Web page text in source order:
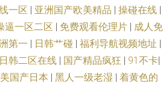
a91精选 日比打炮 午夜蜜桃888不卡 91巨乳
人人艹超碰 中日韩伦日幕视频 91大神系列在
B 91好图推荐 黄污视频在线观看 五月天亭亭
一区 | 亚洲国产欧美精品 | 操碰在线 |
逼一区二区 | 免费观看伦理片 | 成人免
第一 | 日韩艹碰 | 福利导航视频地址 |
韩二区在线 | 国产精品疯狂 | 91不卡|
国产日本 | 黑人一级老湿 | 着黄色的